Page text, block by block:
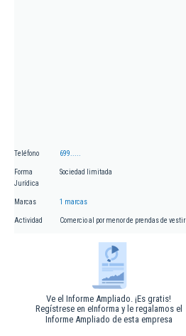
Teléfono 699.....
Forma
Jurídica
Sociedad limitada
Marcas 1 marcas
Actividad Comercio al por menor de prendas de vestir
Ve el Informe Ampliado. ¡Es gratis!
Regístrese en eInforma y le regalamos el
Informe Ampliado de esta empresa